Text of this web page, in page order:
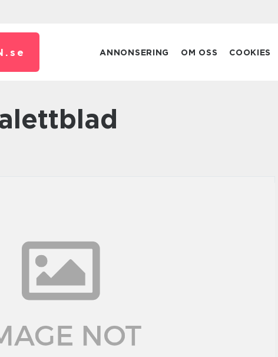
se ANNONSERING OM OSS COOKIES